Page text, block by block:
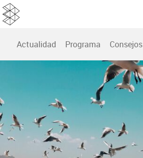
Actualidad Programa Consejos